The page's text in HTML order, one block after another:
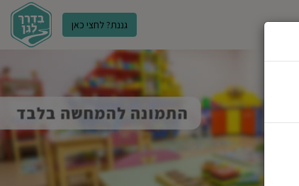
גננת? לחצי כאן